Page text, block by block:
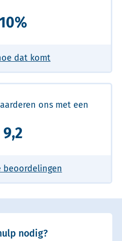
dat komt
ons met een
9,2
beoordelingen
nodig?